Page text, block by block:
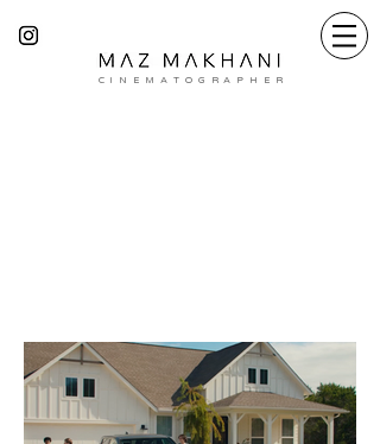
C I N E M A T O G R A P H E R